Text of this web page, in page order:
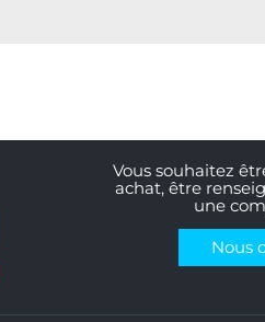
Vous souhaitez
achat, être
une
Nous